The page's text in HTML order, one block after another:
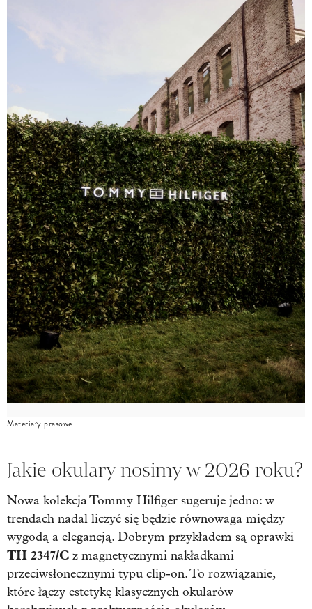
Materiały prasowe
Jakie okulary nosimy w 2026 roku?
Nowa kolekcja Tommy Hilfiger sugeruje jedno: w
trendach nadal liczyć się będzie równowaga między
wygodą a elegancją. Dobrym przykładem są oprawki
TH 2347/C z magnetycznymi nakładkami
przeciwsłonecznymi typu clip-on. To rozwiązanie,
które łączy estetykę klasycznych okularów